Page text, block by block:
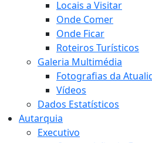
Locais a Visitar
Onde Comer
Onde Ficar
Roteiros Turísticos
Galeria Multimédia
Fotografias da
Vídeos
Dados Estatísticos
Autarquia
Executivo